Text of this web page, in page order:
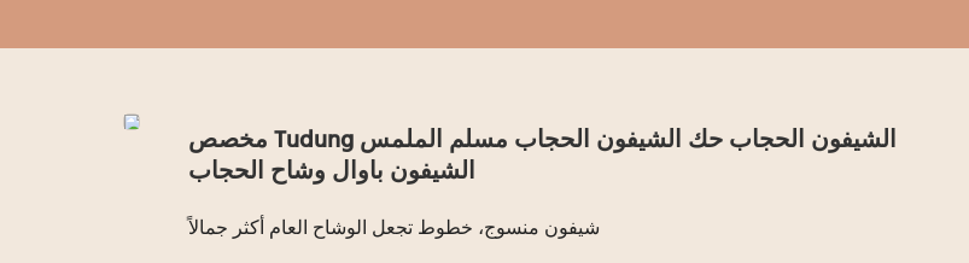
مخصص Tudung الشيفون الحجاب حك الشيفون الحجاب مسلم الملمس
الشيفون باوال وشاح الحجاب
شيفون منسوج، خطوط تجعل الوشاح العام أكثر جمالاً